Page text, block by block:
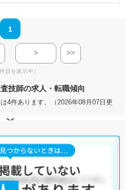
1
> >>
目を表示中）
技師の求人・転職傾向
4件あります。（2026年08月07日更
に、
は以下のような条件が人気です。
少なめ・正社員(正職員)